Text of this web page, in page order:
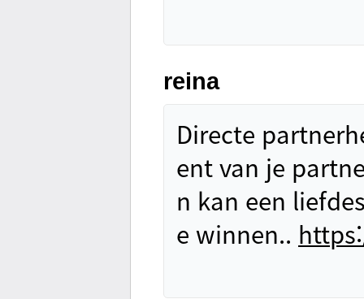
reina
Directe
ent van je
n kan een
e winnen..